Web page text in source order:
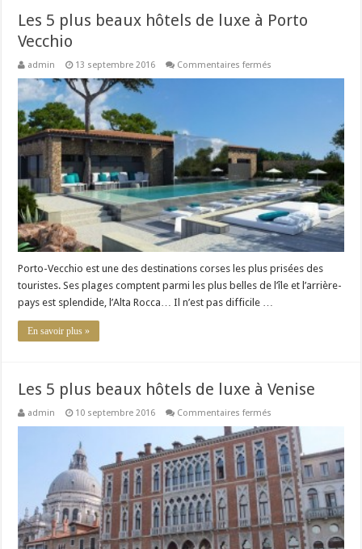
Les 5 plus beaux hôtels de luxe à Porto
Vecchio
admin 13 septembre 2016 Commentaires fermés
à
Porto
Vecchio
Porto-Vecchio est une des destinations corses les plus prisées des
touristes. Ses plages comptent parmi les plus belles de l’île et l’arrière-
pays est splendide, l’Alta Rocca… Il n’est pas difficile …
En savoir plus »
Les 5 plus beaux hôtels de luxe à Venise
admin 10 septembre 2016 Commentaires fermés
5
plus
beaux
hôtels
de
luxe
Venise